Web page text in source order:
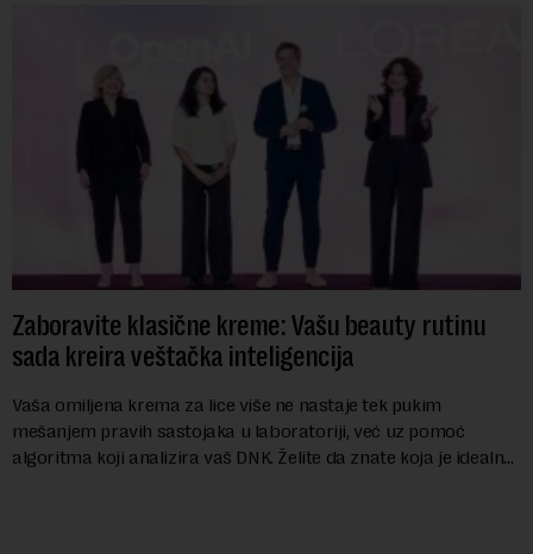
Zaboravite klasične kreme: Vašu beauty rutinu
sada kreira veštačka inteligencija
Vaša omiljena krema za lice više ne nastaje tek pukim
mešanjem pravih sastojaka u laboratoriji, već uz pomoć
algoritma koji analizira vaš DNK. Želite da znate koja je idealna